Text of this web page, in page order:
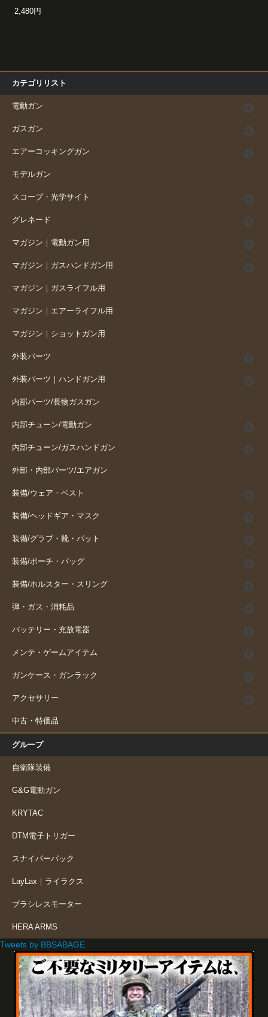
2,480円
カテゴリリスト
電動ガン
ガスガン
エアーコッキングガン
モデルガン
スコープ・光学サイト
グレネード
マガジン｜電動ガン用
マガジン｜ガスハンドガン用
マガジン｜ガスライフル用
マガジン｜エアーライフル用
マガジン｜ショットガン用
外装パーツ
外装パーツ｜ハンドガン用
内部パーツ/長物ガスガン
内部チューン/電動ガン
内部チューン/ガスハンドガン
外部・内部パーツ/エアガン
装備/ウェア・ベスト
装備/ヘッドギア・マスク
装備/グラブ・靴・パット
装備/ポーチ・バッグ
装備/ホルスター・スリング
弾・ガス・消耗品
バッテリー・充放電器
メンテ・ゲームアイテム
ガンケース・ガンラック
アクセサリー
中古・特価品
グループ
自衛隊装備
G&G電動ガン
KRYTAC
DTM電子トリガー
スナイパーパック
LayLax｜ライラクス
ブラシレスモーター
HERA ARMS
Tweets by BBSABAGE